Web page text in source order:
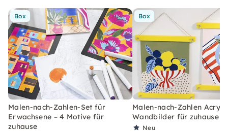
Box
Malen-nach-Zahlen-Set für
Erwachsene – 4 Motive für
zuhause
Box
Malen-nach-Zahlen Acryl-
Wandbilder für zuhause
Neu